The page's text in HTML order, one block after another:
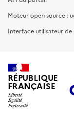
Moteur open source :
Interface utilisateur
RÉPUBLIQUE
FRANÇAISE